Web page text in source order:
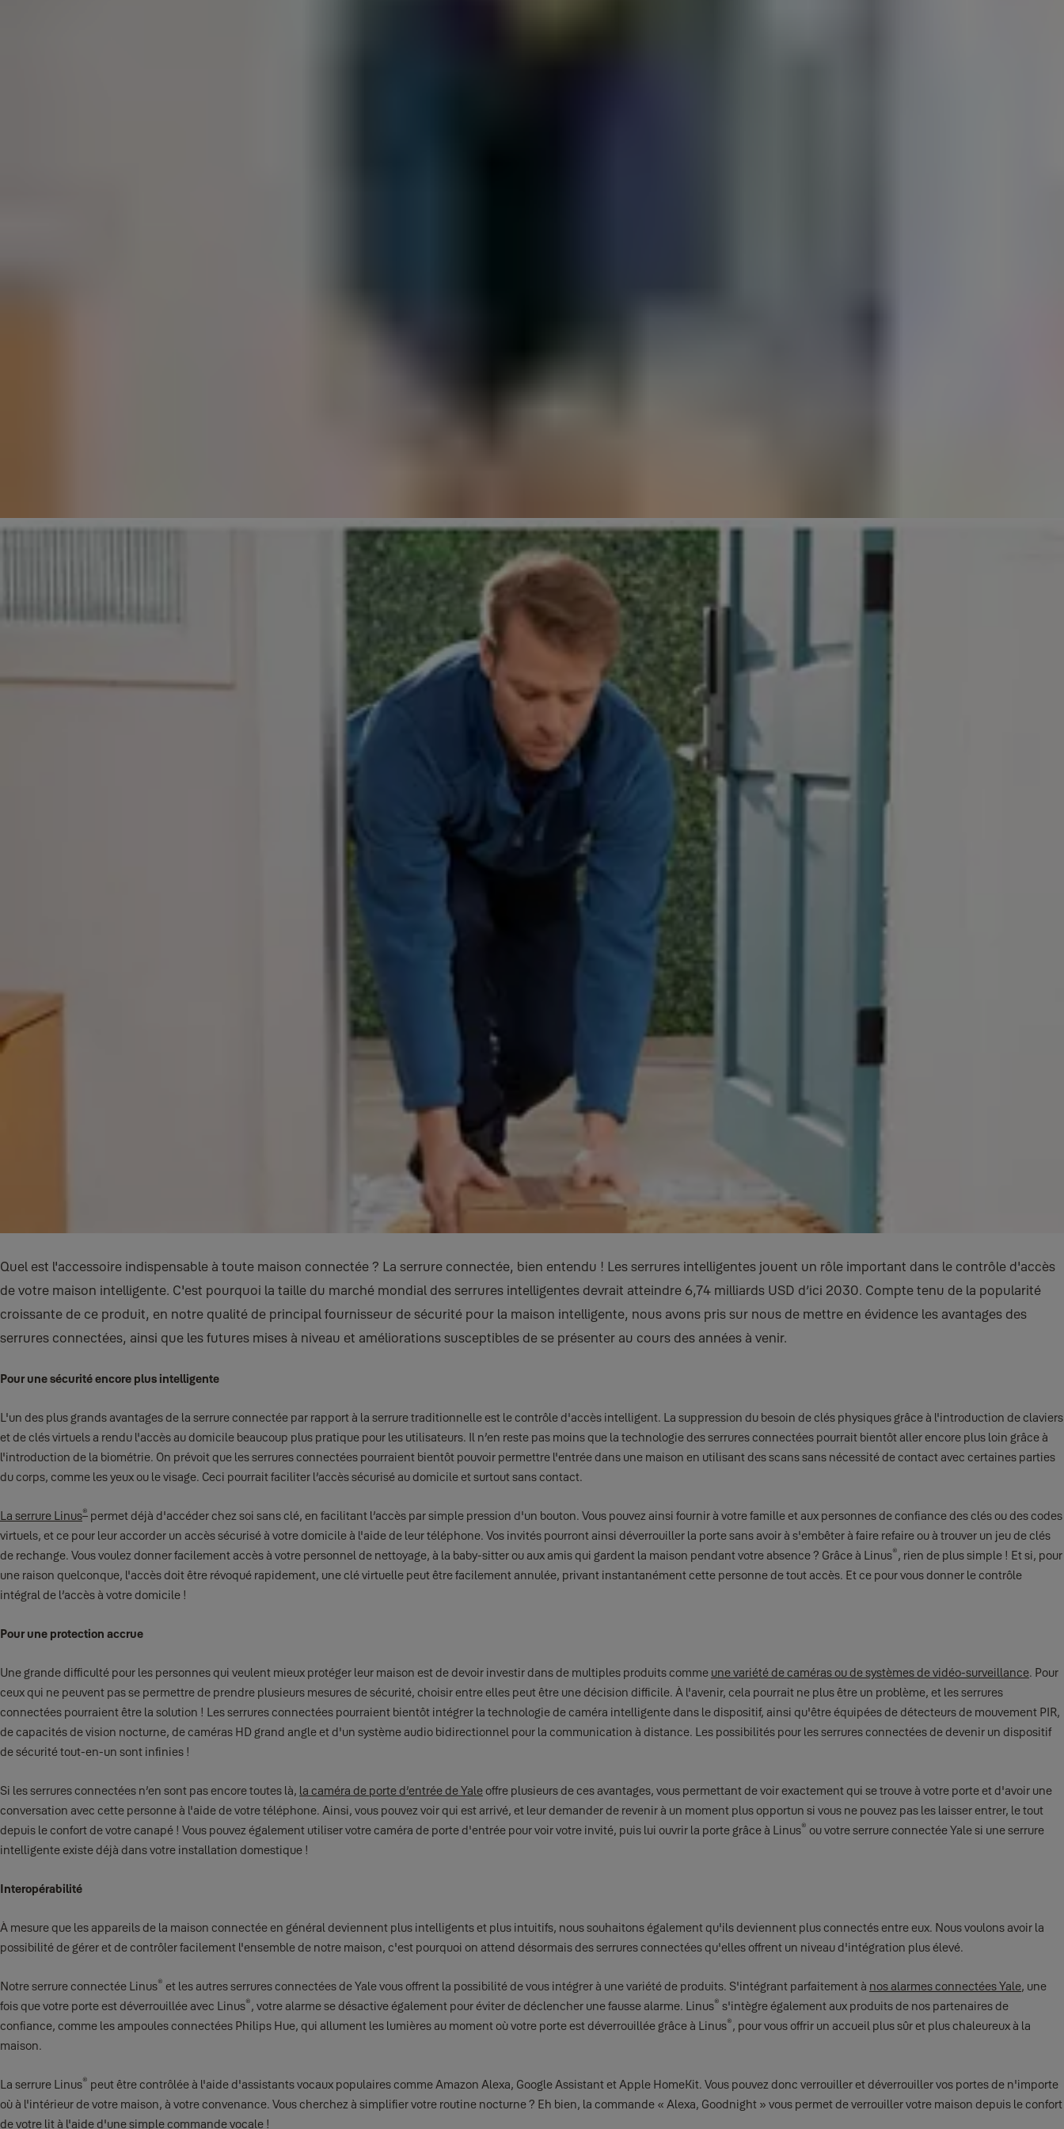
Quel est l'accessoire indispensable à toute maison connectée ? La serrure connectée, bien entendu ! Les serrures intelligentes jouent un rôle important dans le contrôle d'accès
de votre maison intelligente. C'est pourquoi la taille du marché mondial des serrures intelligentes devrait atteindre 6,74 milliards USD d’ici 2030. Compte tenu de la popularité
croissante de ce produit, en notre qualité de principal fournisseur de sécurité pour la maison intelligente, nous avons pris sur nous de mettre en évidence les avantages des
serrures connectées, ainsi que les futures mises à niveau et améliorations susceptibles de se présenter au cours des années à venir.
Pour une sécurité encore plus intelligente
L'un des plus grands avantages de la serrure connectée par rapport à la serrure traditionnelle est le contrôle d'accès intelligent. La suppression du besoin de clés physiques grâce à l'introduction de claviers
et de clés virtuels a rendu l'accès au domicile beaucoup plus pratique pour les utilisateurs. Il n’en reste pas moins que la technologie des serrures connectées pourrait bientôt aller encore plus loin grâce à
l'introduction de la biométrie. On prévoit que les serrures connectées pourraient bientôt pouvoir permettre l'entrée dans une maison en utilisant des scans sans nécessité de contact avec certaines parties
du corps, comme les yeux ou le visage. Ceci pourrait faciliter l’accès sécurisé au domicile et surtout sans contact.
La serrure Linus® permet déjà d'accéder chez soi sans clé, en facilitant l’accès par simple pression d'un bouton. Vous pouvez ainsi fournir à votre famille et aux personnes de confiance des clés ou des codes
virtuels, et ce pour leur accorder un accès sécurisé à votre domicile à l'aide de leur téléphone. Vos invités pourront ainsi déverrouiller la porte sans avoir à s'embêter à faire refaire ou à trouver un jeu de clés
de rechange. Vous voulez donner facilement accès à votre personnel de nettoyage, à la baby-sitter ou aux amis qui gardent la maison pendant votre absence ? Grâce à Linus®, rien de plus simple ! Et si, pour
une raison quelconque, l'accès doit être révoqué rapidement, une clé virtuelle peut être facilement annulée, privant instantanément cette personne de tout accès. Et ce pour vous donner le contrôle
intégral de l’accès à votre domicile !
Pour une protection accrue
Une grande difficulté pour les personnes qui veulent mieux protéger leur maison est de devoir investir dans de multiples produits comme une variété de caméras ou de systèmes de vidéo-surveillance. Pour
ceux qui ne peuvent pas se permettre de prendre plusieurs mesures de sécurité, choisir entre elles peut être une décision difficile. À l'avenir, cela pourrait ne plus être un problème, et les serrures
connectées pourraient être la solution ! Les serrures connectées pourraient bientôt intégrer la technologie de caméra intelligente dans le dispositif, ainsi qu'être équipées de détecteurs de mouvement PIR,
de capacités de vision nocturne, de caméras HD grand angle et d'un système audio bidirectionnel pour la communication à distance. Les possibilités pour les serrures connectées de devenir un dispositif
de sécurité tout-en-un sont infinies !
Si les serrures connectées n’en sont pas encore toutes là, la caméra de porte d’entrée de Yaleoffre plusieurs de ces avantages, vous permettant de voir exactement qui se trouve à votre porte et d'avoir une
conversation avec cette personne à l'aide de votre téléphone. Ainsi, vous pouvez voir qui est arrivé, et leur demander de revenir à un moment plus opportun si vous ne pouvez pas les laisser entrer, le tout
depuis le confort de votre canapé ! Vous pouvez également utiliser votre caméra de porte d'entrée pour voir votre invité, puis lui ouvrir la porte grâce à Linus® ou votre serrure connectée Yale si une serrure
intelligente existe déjà dans votre installation domestique !
Interopérabilité
À mesure que les appareils de la maison connectée en général deviennent plus intelligents et plus intuitifs, nous souhaitons également qu'ils deviennent plus connectés entre eux. Nous voulons avoir la
possibilité de gérer et de contrôler facilement l'ensemble de notre maison, c'est pourquoi on attend désormais des serrures connectées qu'elles offrent un niveau d'intégration plus élevé.
Notre serrure connectée Linus® et les autres serrures connectées de Yale vous offrent la possibilité de vous intégrer à une variété de produits. S'intégrant parfaitement à nos alarmes connectées Yale, une
fois que votre porte est déverrouillée avec Linus®, votre alarme se désactive également pour éviter de déclencher une fausse alarme. Linus® s'intègre également aux produits de nos partenaires de
confiance, comme les ampoules connectées Philips Hue, qui allument les lumières au moment où votre porte est déverrouillée grâce à Linus®, pour vous offrir un accueil plus sûr et plus chaleureux à la
maison.
La serrure Linus® peut être contrôlée à l'aide d'assistants vocaux populaires comme Amazon Alexa, Google Assistant et Apple HomeKit. Vous pouvez donc verrouiller et déverrouiller vos portes de n'importe
où à l'intérieur de votre maison, à votre convenance. Vous cherchez à simplifier votre routine nocturne ? Eh bien, la commande « Alexa, Goodnight » vous permet de verrouiller votre maison depuis le confort
de votre lit à l'aide d'une simple commande vocale !